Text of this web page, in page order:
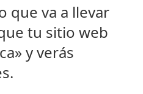
que va a llevar
tu sitio web
y verás